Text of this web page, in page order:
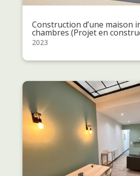
Construction d’une maison
chambres (Projet en
2023